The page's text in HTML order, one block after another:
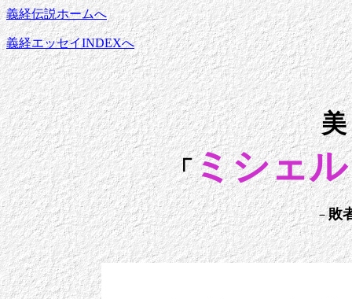
義経伝説ホームへ
義経エッセイINDEXへ
「ミシェ
－敗